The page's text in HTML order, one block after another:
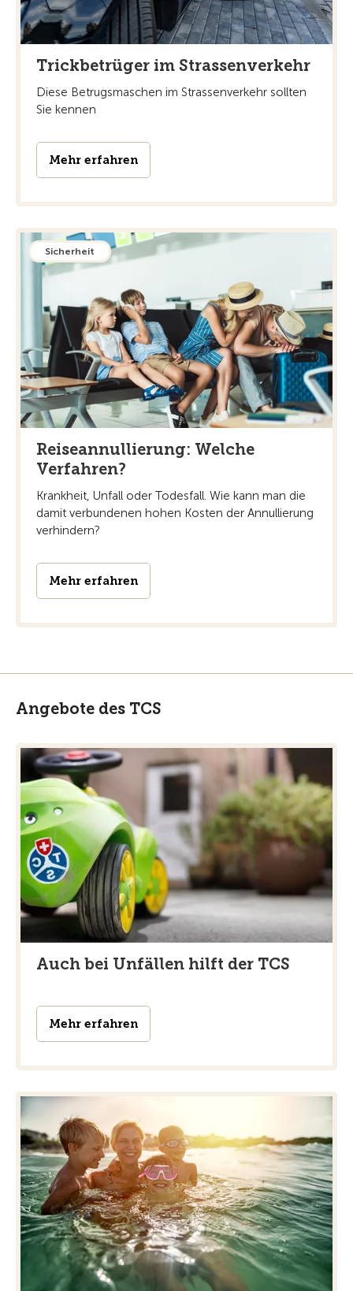
Trickbetrüger im Strassenverkehr
Diese Betrugsmaschen im Strassenverkehr sollten
Sie kennen
Mehr erfahren
Sicherheit
Reiseannullierung: Welche
Verfahren?
Krankheit, Unfall oder Todesfall. Wie kann man die
damit verbundenen hohen Kosten der Annullierung
verhindern?
Mehr erfahren
Angebote des TCS
Auch bei Unfällen hilft der TCS
Mehr erfahren